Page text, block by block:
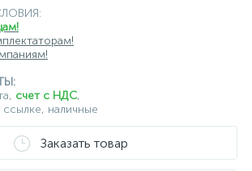
счет с НДС,
наличные
Заказать товар